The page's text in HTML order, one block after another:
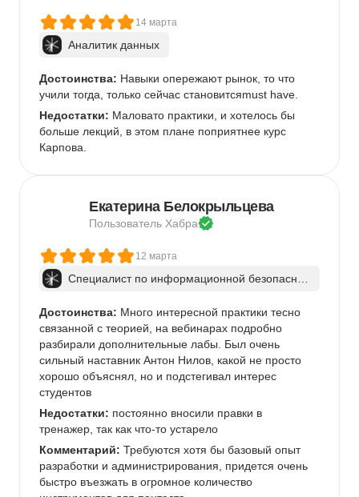
14 марта
Аналитик данных
Достоинства: Навыки опережают рынок, то что
учили тогда, только сейчас становитсяmust have.
Недостатки: Маловато практики, и хотелось бы
больше лекций, в этом плане поприятнее курс
Карпова.
Екатерина Белокрыльцева
Пользователь Хабра
12 марта
Специалист по информационной безопаснос
Достоинства: Много интересной практики тесно
связанной с теорией, на вебинарах подробно
разбирали дополнительные лабы. Был очень
сильный наставник Антон Нилов, какой не просто
хорошо объяснял, но и подстегивал интерес
студентов
Недостатки: постоянно вносили правки в
тренажер, так как что-то устарело
Комментарий: Требуются хотя бы базовый опыт
разработки и администрирования, придется очень
быстро въезжать в огромное количество